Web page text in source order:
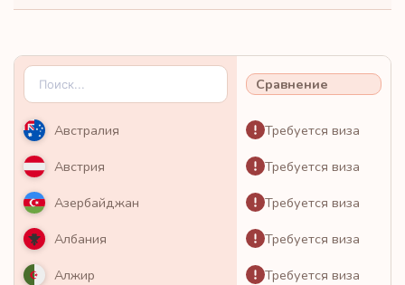
Сравнение
Австралия Требуется виза
Австрия Требуется виза
Азербайджан Требуется виза
Албания Требуется виза
Алжир Требуется виза